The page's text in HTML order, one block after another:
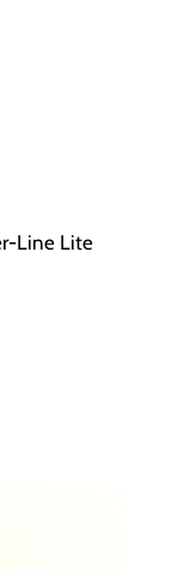
Line Lite